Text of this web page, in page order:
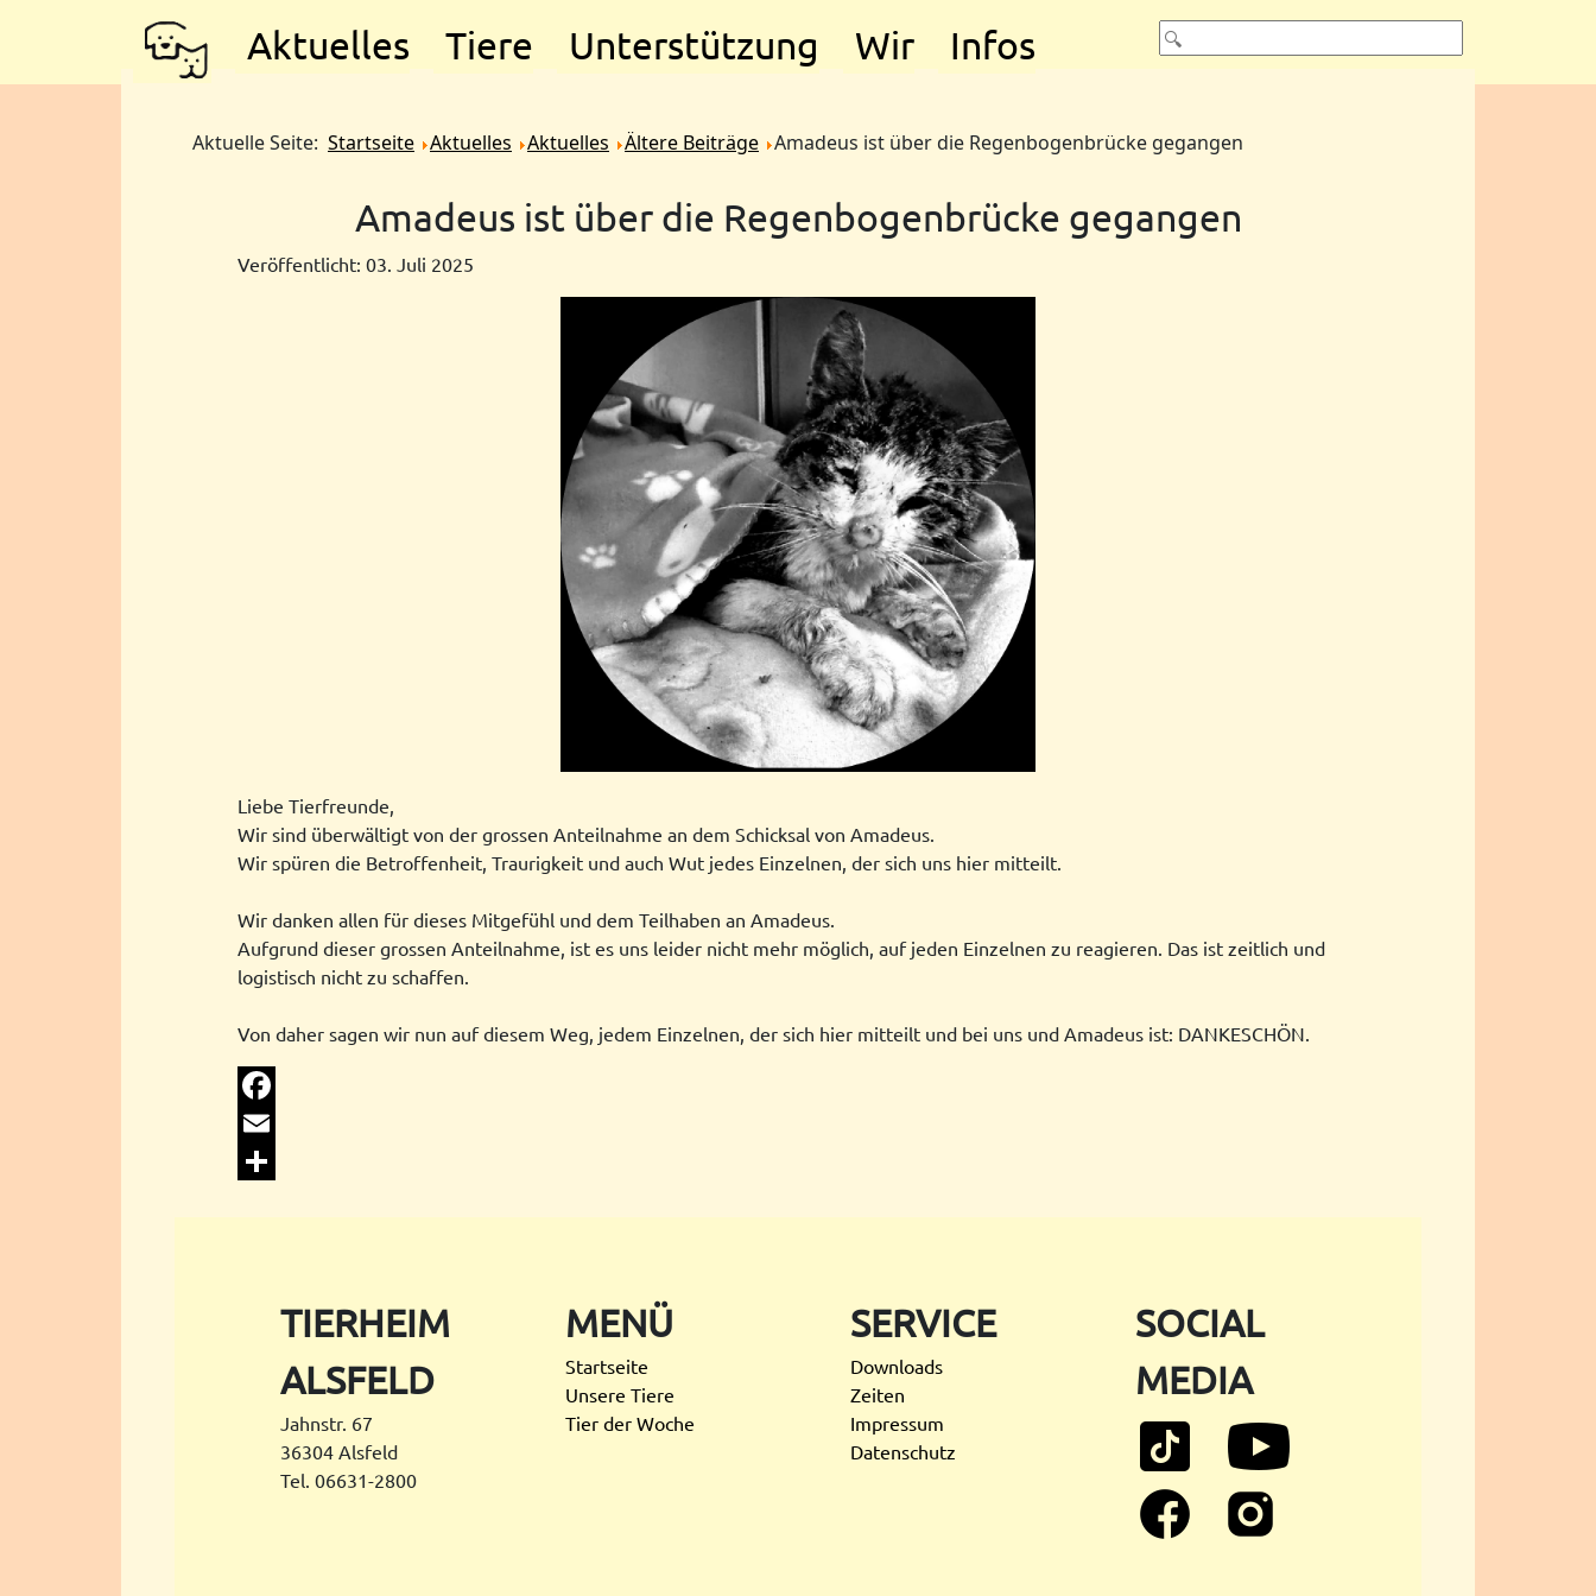
Aktuelles Tiere Unterstützung Wir Infos
Aktuelle Seite: Startseite Aktuelles Aktuelles Ältere Beiträge Amadeus ist über die Regenbogenbrücke gegangen
Amadeus ist über die Regenbogenbrücke gegangen
Veröffentlicht: 03. Juli 2025
Liebe Tierfreunde,
Wir sind überwältigt von der grossen Anteilnahme an dem Schicksal von Amadeus.
Wir spüren die Betroffenheit, Traurigkeit und auch Wut jedes Einzelnen, der sich uns hier mitteilt.
Wir danken allen für dieses Mitgefühl und dem Teilhaben an Amadeus.
Aufgrund dieser grossen Anteilnahme, ist es uns leider nicht mehr möglich, auf jeden Einzelnen zu reagieren. Das ist zeitlich und
logistisch nicht zu schaffen.
Von daher sagen wir nun auf diesem Weg, jedem Einzelnen, der sich hier mitteilt und bei uns und Amadeus ist: DANKESCHÖN.
Facebook
Email
TIERHEIM
ALSFELD
Jahnstr. 67
36304 Alsfeld
Tel. 06631-2800
MENÜ
Startseite
Unsere Tiere
Tier der Woche
SERVICE
Downloads
Zeiten
Impressum
Datenschutz
SOCIAL
MEDIA